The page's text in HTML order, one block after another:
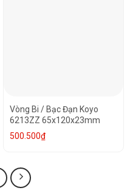
Vòng Bi / Bạc Đạn Koyo
6213ZZ 65x120x23mm
500.500₫